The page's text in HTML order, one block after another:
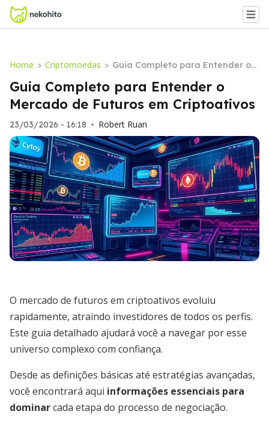
Home > Criptomoedas > Guia Completo para Entender o
Mercado de Futuros em Criptoati
vos
Guia Completo para Entender o
Mercado de Futuros em Criptoativos
23/03/2026 - 16:18 • Robert Ruan
O mercado de futuros em criptoativos evoluiu
rapidamente, atraindo investidores de todos os perfis.
Este guia detalhado ajudará você a navegar por esse
universo complexo com confiança.
Desde as definições básicas até estratégias avançadas,
você encontrará aqui informações essenciais para
dominarcada etapa do processo de negociação.